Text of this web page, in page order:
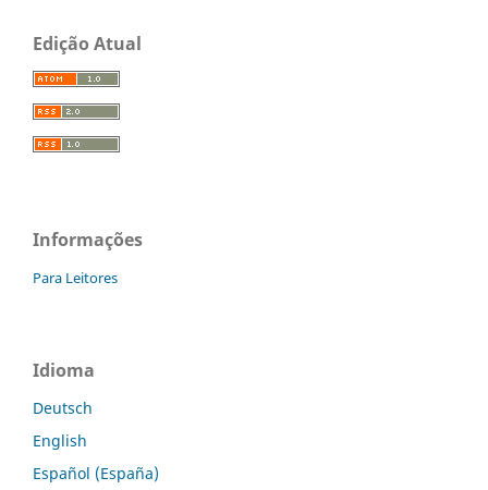
Edição Atual
Informações
Para Leitores
Idioma
Deutsch
English
Español (España)